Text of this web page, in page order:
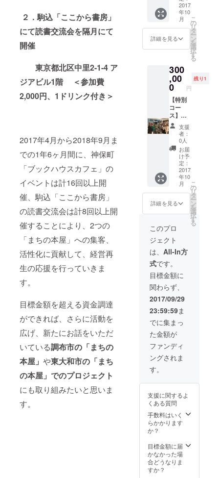
２．駒込「ここから書房」
にて読書交流会を隔月にて
開催
東京都北区中里2-1-4 ア
ジアビル1階 ＜参加費
2,000円、1ドリンク付き＞
2017年4月から2018年9月ま
での1年6ヶ月間に、神保町
「ブックハウスカフェ」の
イベントは計16回以上開
催、駒込「ここから書房」
の読書交流会は計8回以上開
催することにより、2つの
「まちの本屋」への集客、
活性化に貢献して、経営再
生の応援を行っていきま
す。
目標金額を超える資金調達
ができれば、さらに活動を
広げ、新たにお話をいただ
いている調布市の「まちの
本屋」 や東大和市の「まち
の本屋」でのプロジェクト
にも取り組みたいと思いま
す。
21,000
円相
当）
見つけ
まし
た』
（キノ
ブック
ス）を3
冊謹呈
円相
当、希
望者に
著者サ
イン）
３．大
杉潤の
「個別
キャリ
ア相談
90分」
（コー
チング
21,000
円相
当）
４．起
業や出
版に関
するワ
ンポイ
ント･ア
ドバイ
スがも
らえる
ランチ
会食へ
の無料
招待
（次の
５名よ
り選択
＋大杉
潤との
ランチ
会食）
①牛窪
万里子
NHK
ター）
②三宅
哲之さ
ん（起
業ス
のフ
リー
エー
ジェン
当）ま
たは読
書交流
会
（2,000
円相
当）の
加券
（10回
分）
２．大
杉潤著
『入社3
年目ま
での仕
事の悩
みに、
ビジネ
ス書
10000
冊から
答えを
見つけ
まし
た』
（キノ
ブック
ス）を
10冊謹
呈
（14,04
0円相
当、希
望者に
著者サ
イン）
３．大
杉潤の
キャリ
ア相談
90分
（コー
チング
21,000
円相
業や出
するワ
ンポイ
ント･ア
ドバイ
スがも
ランチ
会食へ
の無料
招待
2017
年10
月
詳細を見る
こ
の
リ
タ
ー
ン
を
選
択
す
る
300
,00
0 円
残り1
【特別
コー
ス】
１．イ
ベント
（3,000
円相
当）ま
たは読
書交流
（2,000
円相
当）の
無料参
加券
（10回
分）
２．大
杉潤著
『入社3
年目ま
での仕
事の悩
みに、
ビジネ
ス書
10000
冊から
答えを
見つけ
まし
た』
（キノ
10冊謹
（14,04
0円相
当、希
望者に
著者サ
３．大
杉潤の
個人コ
ンサル
支援
者：
0人
お届
け予
定：
2017
年10
月
詳細を見る
こ
の
リ
タ
ー
ン
を
選
択
す
る
このプロ
ジェクト
は、 All-In方
式です。
目標金額に
関わらず、
2017/09/29
23:59:59ま
でに集まっ
た金額が
ファンディ
ングされま
す。
支援に関するよ
くある質問
手数料はいく
らかかります
か？
目標金額に届
かなかった場
合どうなりま
すか？